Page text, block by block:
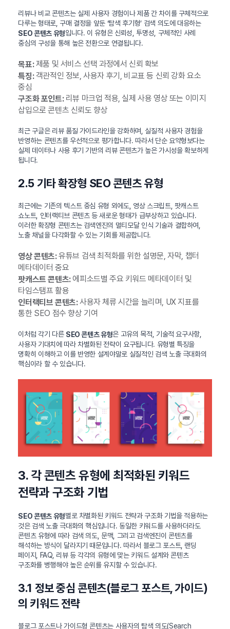
리뷰나 비교 콘텐츠는 실제 사용자 경험이나 제품 간 차이를 구체적으로
다루는 형태로, 구매 결정을 앞둔 ‘탐색 후기형’ 검색 의도에 대응하는
SEO 콘텐츠 유형입니다. 이 유형은 신뢰성, 투명성, 구체적인 사례
중심의 구성을 통해 높은 전환으로 연결됩니다.
목표:제품 및 서비스 선택 과정에서 신뢰 확보
특징:객관적인 정보, 사용자 후기, 비교표 등 신뢰 강화 요소
중심
구조화 포인트:리뷰 마크업 적용, 실제 사용 영상 또는 이미지
삽입으로 콘텐츠 신뢰도 향상
최근 구글은 리뷰 품질 가이드라인을 강화하며, 실질적 사용자 경험을
반영하는 콘텐츠를 우선적으로 평가합니다. 따라서 단순 요약형보다는
실제 데이터나 사용 후기 기반의 리뷰 콘텐츠가 높은 가시성을 확보하게
됩니다.
2.5 기타 확장형 SEO 콘텐츠 유형
최근에는 기존의 텍스트 중심 유형 외에도, 영상 스크립트, 팟캐스트
쇼노트, 인터랙티브 콘텐츠 등 새로운 형태가 급부상하고 있습니다.
이러한 확장형 콘텐츠는 검색엔진의 멀티모달 인식 기술과 결합하여,
노출 채널을 다각화할 수 있는 기회를 제공합니다.
영상 콘텐츠:유튜브 검색 최적화를 위한 설명문, 자막, 챕터
메타데이터 중요
팟캐스트 콘텐츠:에피소드별 주요 키워드 메타데이터 및
타임스탬프 활용
인터랙티브 콘텐츠:사용자 체류 시간을 늘리며, UX 지표를
통한 SEO 점수 향상 기여
이처럼 각기 다른 SEO 콘텐츠 유형은 고유의 목적, 기술적 요구사항,
사용자 기대치에 따라 차별화된 전략이 요구됩니다. 유형별 특징을
명확히 이해하고 이를 반영한 설계야말로 실질적인 검색 노출 극대화의
핵심이라 할 수 있습니다.
3. 각 콘텐츠 유형에 최적화된 키워드
전략과 구조화 기법
SEO 콘텐츠 유형별로 차별화된 키워드 전략과 구조화 기법을 적용하는
것은 검색 노출 극대화의 핵심입니다. 동일한 키워드를 사용하더라도
콘텐츠 유형에 따라 검색 의도, 문맥, 그리고 검색엔진이 콘텐츠를
해석하는 방식이 달라지기 때문입니다. 따라서 블로그 포스트, 랜딩
페이지, FAQ, 리뷰 등 각각의 유형에 맞는 키워드 설계와 콘텐츠
구조화를 병행해야 높은 순위를 유지할 수 있습니다.
3.1 정보 중심 콘텐츠(블로그 포스트, 가이드)
의 키워드 전략
블로그 포스트나 가이드형 콘텐츠는 사용자의 탐색 의도(Search